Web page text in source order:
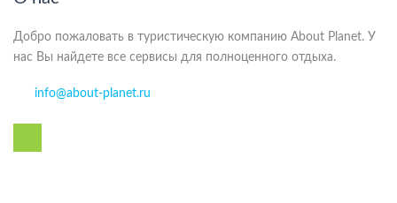
Добро пожаловать в туристическую компанию About Planet. У
нас Вы найдете все сервисы для полноценного отдыха.
info@about-planet.ru